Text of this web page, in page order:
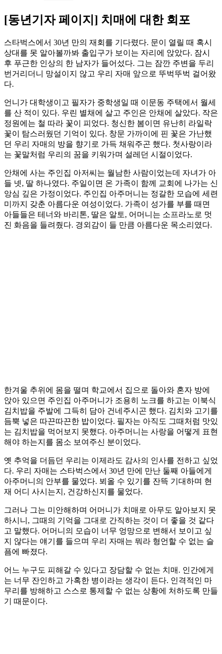
[동년기자 페이지] 치매에 대한 회포
스타벅스에서 30년 만의 재회를 기다렸다. 문이 열릴 때 혹시
상대를 못 알아볼까봐 출입구가 보이는 자리에 앉았다. 잠시
후 푸근한 인상의 한 남자가 들어섰다. 그는 잠깐 주변을 두리
번거리더니 망설이지 않고 우리 자매 앞으로 뚜벅뚜벅 걸어왔
다.
언니가 대학생이고 필자가 중학생일 때 이문동 주택에서 월세
를 산 적이 있다. 우린 별채에 살고 주인은 안채에 살았다. 작은
정원에는 철 따라 꽃이 피었다. 청신한 봄이면 유난히 라일락
꽃이 탐스러웠던 기억이 있다. 창문 가까이에 핀 꽃은 가난했
던 우리 자매의 방을 향기로 가득 채워주곤 했다. 첫사랑이라
는 꽃말처럼 우리의 꿈을 키워가며 설레던 시절이었다.
안채에 사는 주인집 아저씨는 월남한 사람이었는데 자녀가 아
들 넷, 딸 하나였다. 주일이면 온 가족이 함께 교회에 나가는 신
앙심 깊은 가정이었다. 주인집 아주머니는 정갈한 모습에 세련
미까지 갖춘 아름다운 여성이었다. 가족이 성가를 부를 때면
아들들은 테너와 바리톤, 딸은 알토, 어머니는 소프라노로 멋
진 화음을 들려줬다. 경외감이 들 만큼 아름다운 목소리였다.
한겨울 추위에 몸을 떨며 학교에서 집으로 돌아와 혼자 방에
앉아 있으면 주인집 아주머니가 조용히 노크를 하고는 이북식
김치밥을 주발에 그득히 담아 건네주시곤 했다. 김치와 고기를
듬뿍 넣은 따끈따끈한 밥이었다. 필자는 아직도 그때처럼 맛있
는 김치밥을 먹어보지 못했다. 아주머니는 사랑을 어떻게 표현
해야 하는지를 몸소 보여주신 분이었다.
옛 추억을 더듬던 우리는 이제라도 감사의 인사를 전하고 싶었
다. 우리 자매는 스타벅스에서 30년 만에 만난 둘째 아들에게
아주머니의 안부를 물었다. 뵈올 수 있기를 잔뜩 기대하며 현
재 어디 사시는지, 건강하신지를 물었다.
그러나 그는 미안해하며 어머니가 치매로 아무도 알아보지 못
하시니, 그때의 기억을 그대로 간직하는 것이 더 좋을 것 같다
고 말했다. 어머니의 모습이 너무 엉망으로 변해서 보이고 싶
지 않다는 얘기를 들으며 우리 자매는 뭐라 형언할 수 없는 슬
픔에 빠졌다.
어느 누구도 피해갈 수 있다고 장담할 수 없는 치매. 인간에게
는 너무 잔인하고 가혹한 병이라는 생각이 든다. 인격적인 마
무리를 방해하고 스스로 통제할 수 없는 상황에 처하도록 만들
기 때문이다.